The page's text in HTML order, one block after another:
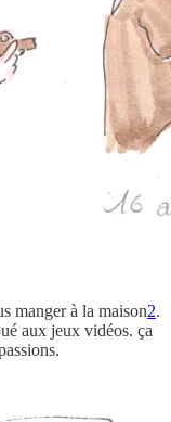
manger à la maison2.
aux jeux vidéos. ça